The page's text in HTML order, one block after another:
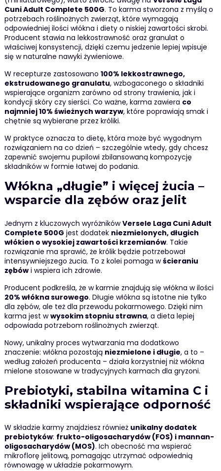
Cuni Adult Complete 500G. To karma stworzona z myślą o
potrzebach roślinożnych zwierząt, które wymagają
odpowiedniej ilości włókna i diety o niskiej zawartości skrobi.
Producent stawia na lekkostrawność oraz granulat o
właściwej konsystencji, dzięki czemu jedzenie lepiej wpisuje
się w naturalne nawyki żywieniowe.
W recepturze zastosowano 100% lekkostrawnego,
ekstrudowanego granulatu, wzbogaconego o składniki
wspierające organizm zarówno od strony trawienia, jak i
kondycji skóry czy sierści. Co ważne, karma zawiera co
najmniej 10% świeżnych warzyw, które poprawiają smak i
chętnie są wybierane przez króliki.
W praktyce oznacza to dietę, która może być wygodnym
rozwiązaniem na co dzień – szczególnie wtedy, gdy chcesz
zapewnić swojemu pupilowi zbilansowaną kompozycję
składników w formie łatwej do podania.
Włókna „długie” i więcej żucia –
wsparcie dla zębów oraz jelit
Jednym z kluczowych wyróżnikówVersele Laga Cuni Adult
Complete 500G jest dodatek niezmielonych, długich
włókien o wysokiej zawartości krzemianów. Takie
rozwiązanie ma sprawić, że królik będzie potrzebował
intensywniejszego żucia. To z kolei pomaga wścieraniu
zębówi wspiera ich zdrowie.
Producent podkreśla, że w karmie znajdują się włókna w ilości
20% włókna surowego. Długie włókna są istotne nie tylko
dla zębów, ale też dla przewodu pokarmowego. Dzięki nim
karma jest wwysokim stopniu strawna, a dieta lepiej
odpowiada potrzebom roślinożnych zwierząt.
Nowy, unikalny proces wytwarzania ma dodatkowo
znaczenie: włókna pozostają niezmielone i długie, a to –
według założeń producenta – działa korzystniej niż włókna
mielone stosowane w tradycyjnych karmach dla gryzoni.
Prebiotyki, stabilna witamina C i
składniki wspierające odporność
W składzie karmy znajdziesz również unikalny dodatek
prebiotyków: frukto-oligosacharydów (FOS) i mannan-
oligosacharydów (MOS). Ich obecność ma wspierać
mikroflorę jelitową, pomagając utrzymać odpowiednią
równowagę w układzie pokarmowym.